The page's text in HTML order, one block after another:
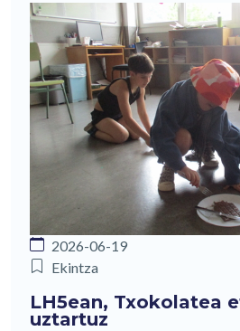
2026-06-19
Ekintza
LH5ean, Txokolatea
uztartuz